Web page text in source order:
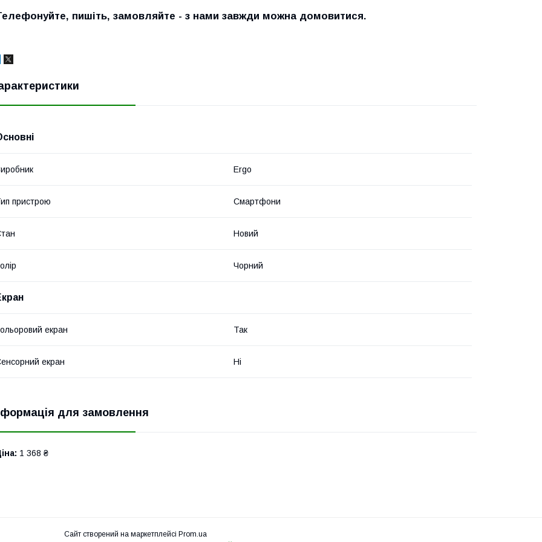
пишіть, замовляйте - з нами завжди можна домовитися.
Ergo
пристрою Смартфони
Новий
Чорний
екран Так
екран Ні
для замовлення
1 368 ₴
Сайт створений на маркетплейсі Prom.ua